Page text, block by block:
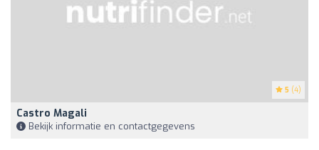
5 (4)
Castro Magali
Bekijk informatie en contactgegevens